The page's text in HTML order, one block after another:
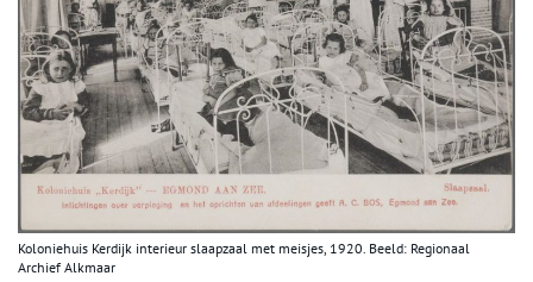
Koloniehuis Kerdijk interieur slaapzaal met meisjes, 1920. Beeld: Regionaal
Archief Alkmaar